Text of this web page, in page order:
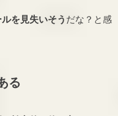
を見失いそう だな？と感
る